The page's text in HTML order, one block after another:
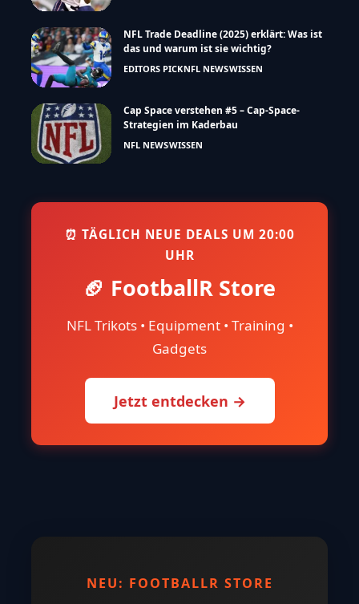
NFL Trade Deadline (2025) erklärt: Was ist
das und warum ist sie wichtig?
EDITORS PICKNFL NEWSWISSEN
Cap Space verstehen #5 – Cap-Space-
Strategien im Kaderbau
NFL NEWSWISSEN
⏰ TÄGLICH NEUE DEALS UM 20:00
UHR
🏈 FootballR Store
NFL Trikots • Equipment • Training •
Gadgets
Jetzt entdecken →
NEU: FOOTBALLR STORE